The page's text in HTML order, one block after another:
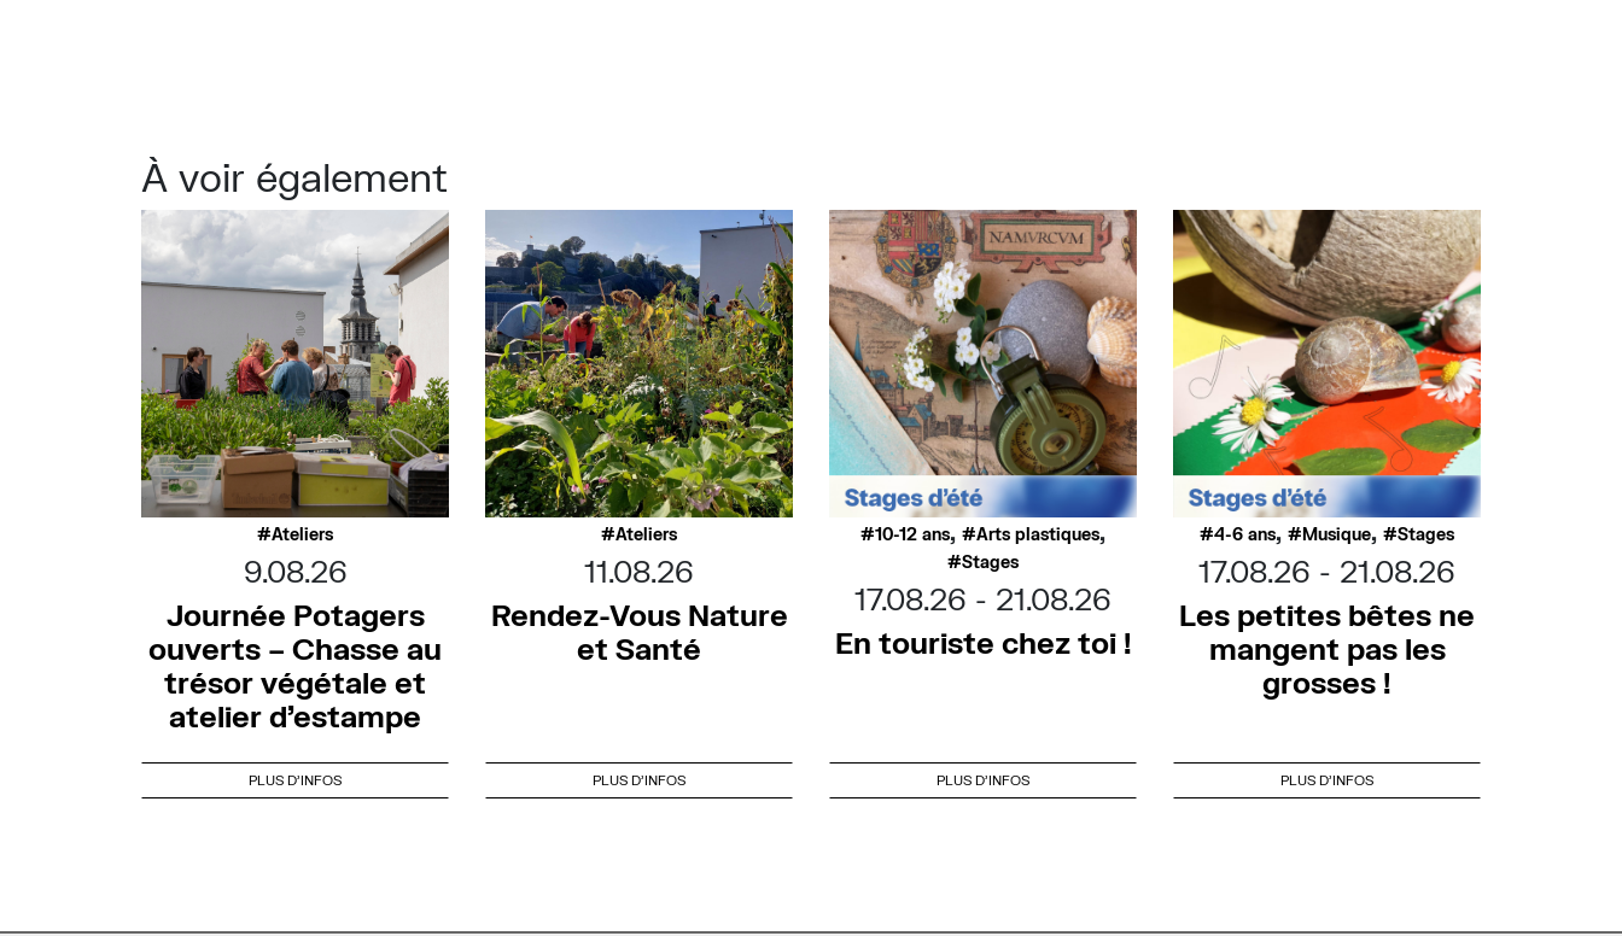
À voir également
Ateliers
9.08.26
Journée Potagers
ouverts – Chasse au
trésor végétale et
atelier d’estampe
PLUS D'INFOS
Ateliers
11.08.26
Rendez-Vous Nature
et Santé
PLUS D'INFOS
10-12 ans, Arts plastiques,
Stages
17.08.26
21.08.26
En touriste chez toi !
PLUS D'INFOS
4-6 ans, Musique, Stages
17.08.26
21.08.26
Les petites bêtes ne
mangent pas les
grosses !
PLUS D'INFOS